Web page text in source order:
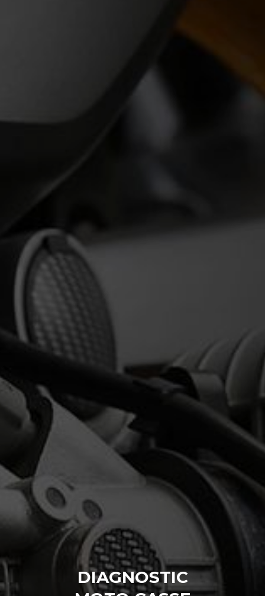
DIAGNOSTIC